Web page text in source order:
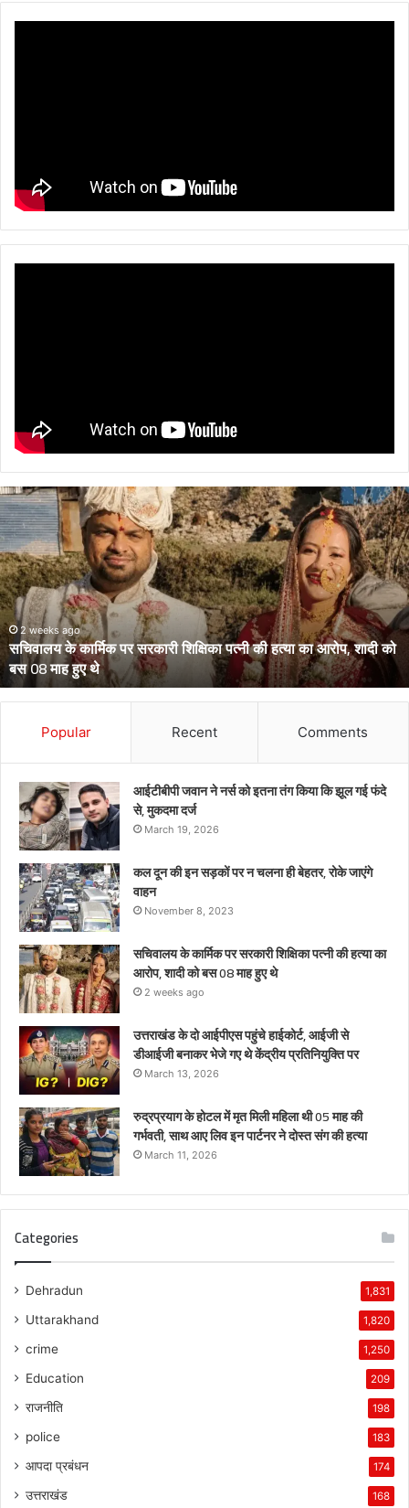
सचिवालय
के
कार्मिक
पर
सरकारी
शिक्षिका
पत्नी
की
हत्या
का
आरोप,
शादी
08
2 weeks ago
सचिवालय के कार्मिक पर सरकारी शिक्षिका पत्नी की हत्या का आरोप, शादी को
बस 08 माह हुए थे
Popular Recent Comments
आईटीबीपी जवान ने नर्स को इतना तंग किया कि झूल गई फंदे
से, मुकदमा दर्ज
March 19, 2026
कल दून की इन सड़कों पर न चलना ही बेहतर, रोके जाएंगे
वाहन
November 8, 2023
सचिवालय के कार्मिक पर सरकारी शिक्षिका पत्नी की हत्या का
आरोप, शादी को बस 08 माह हुए थे
2 weeks ago
उत्तराखंड के दो आईपीएस पहुंचे हाईकोर्ट, आईजी से
डीआईजी बनाकर भेजे गए थे केंद्रीय प्रतिनियुक्ति पर
March 13, 2026
रुद्रप्रयाग के होटल में मृत मिली महिला थी 05 माह की
गर्भवती, साथ आए लिव इन पार्टनर ने दोस्त संग की हत्या
March 11, 2026
Categories
Dehradun 1,831
Uttarakhand 1,820
crime 1,250
Education 209
राजनीति 198
police 183
आपदा प्रबंधन 174
उत्तराखंड 168